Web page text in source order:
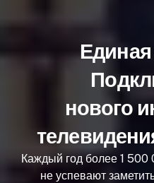
нового
Каждый год более 1 500
не успевают